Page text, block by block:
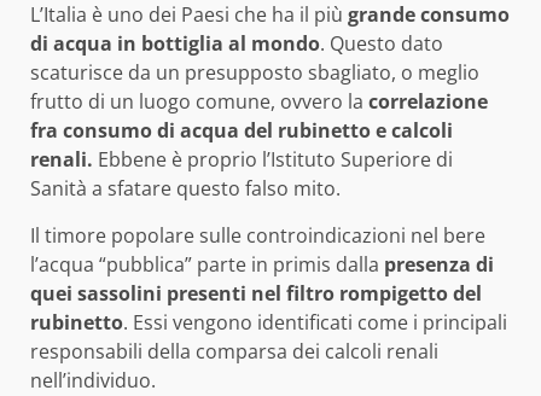
L’Italia è uno dei Paesi che ha il più grande consumo
di acqua in bottiglia al mondo. Questo dato
scaturisce da un presupposto sbagliato, o meglio
frutto di un luogo comune, ovvero la correlazione
fra consumo di acqua del rubinetto e calcoli
renali. Ebbene è proprio l’Istituto Superiore di
Sanità a sfatare questo falso mito.
Il timore popolare sulle controindicazioni nel bere
l’acqua “pubblica” parte in primis dalla presenza di
quei sassolini presenti nel filtro rompigetto del
rubinetto. Essi vengono identificati come i principali
responsabili della comparsa dei calcoli renali
nell’individuo.